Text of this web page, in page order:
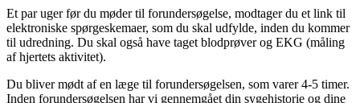
Et par uger før du møder til forundersøgelse, modtager du et link til
elektroniske spørgeskemaer, som du skal udfylde, inden du kommer
til udredning. Du skal også have taget blodprøver og EKG (måling
af hjertets aktivitet).
Du bliver mødt af en læge til forundersøgelsen, som varer 4-5 timer.
Inden forundersøgelsen har vi gennemgået din sygehistorie og dine